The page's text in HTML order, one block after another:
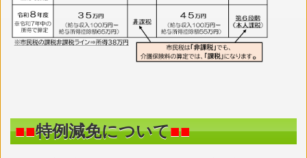
■■特例減免について■■